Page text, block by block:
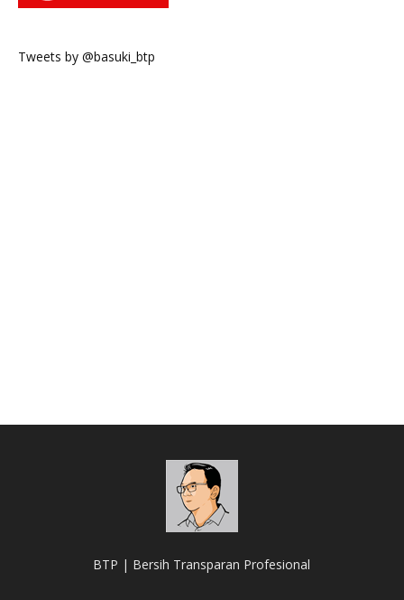
Tweets by @basuki_btp
BTP | Bersih Transparan Profesional